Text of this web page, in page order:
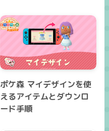
ポケ森 マイデザインを使
えるアイテムとダウンロ
ード手順